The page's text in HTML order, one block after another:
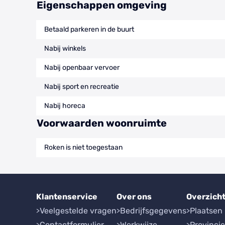
Eigenschappen omgeving
Betaald parkeren in de buurt
Nabij winkels
Nabij openbaar vervoer
Nabij sport en recreatie
Nabij horeca
Voorwaarden woonruimte
Roken is niet toegestaan
Klantenservice
Veelgestelde vragen
Over ons
Bedrijfsgegevens Plaatsen